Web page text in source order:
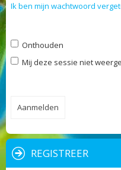
Ik ben mijn wachtwoord
Onthouden
Mij deze sessie niet
REGISTREER